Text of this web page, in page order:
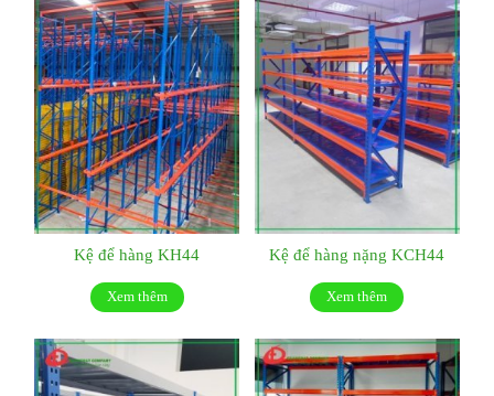
Kệ để hàng KH44
Xem thêm
Kệ để hàng nặng KCH44
Xem thêm